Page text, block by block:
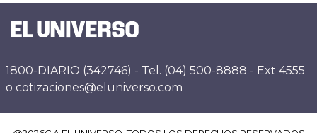
1800-DIARIO (342746) - Tel. (04) 500-8888 - Ext 4555
o cotizaciones@eluniverso.com